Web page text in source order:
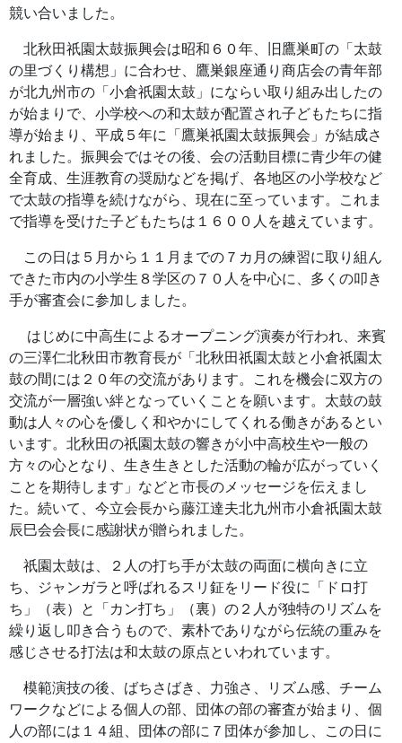
競い合いました。
北秋田祇園太鼓振興会は昭和６０年、旧鷹巣町の「太鼓
の里づくり構想」に合わせ、鷹巣銀座通り商店会の青年部
が北九州市の「小倉祇園太鼓」にならい取り組み出したの
が始まりで、小学校への和太鼓が配置され子どもたちに指
導が始まり、平成５年に「鷹巣祇園太鼓振興会」が結成さ
れました。振興会ではその後、会の活動目標に青少年の健
全育成、生涯教育の奨励などを掲げ、各地区の小学校など
で太鼓の指導を続けながら、現在に至っています。これま
で指導を受けた子どもたちは１６００人を越えています。
この日は５月から１１月までの７カ月の練習に取り組ん
できた市内の小学生８学区の７０人を中心に、多くの叩き
手が審査会に参加しました。
はじめに中高生によるオープニング演奏が行われ、来賓
の三澤仁北秋田市教育長が「北秋田祇園太鼓と小倉祇園太
鼓の間には２０年の交流があります。これを機会に双方の
交流が一層強い絆となっていくことを願います。太鼓の鼓
動は人々の心を優しく和やかにしてくれる働きがあるとい
います。北秋田の祇園太鼓の響きが小中高校生や一般の
方々の心となり、生き生きとした活動の輪が広がっていく
ことを期待します」などと市長のメッセージを伝えまし
た。続いて、今立会長から藤江達夫北九州市小倉祇園太鼓
辰巳会会長に感謝状が贈られました。
祇園太鼓は、２人の打ち手が太鼓の両面に横向きに立
ち、ジャンガラと呼ばれるスリ鉦をリード役に「ドロ打
ち」（表）と「カン打ち」（裏）の２人が独特のリズムを
繰り返し叩き合うもので、素朴でありながら伝統の重みを
感じさせる打法は和太鼓の原点といわれています。
模範演技の後、ばちさばき、力強さ、リズム感、チーム
ワークなどによる個人の部、団体の部の審査が始まり、個
人の部には１４組、団体の部に７団体が参加し、この日に